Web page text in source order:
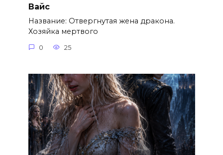
Вайс
Название: Отвергнутая жена дракона.
Хозяйка мертвого
0 25